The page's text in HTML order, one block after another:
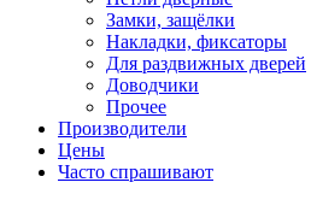
Замки, защёлки
Накладки, фиксаторы
Для раздвижных дверей
Доводчики
Прочее
Производители
Цены
Часто спрашивают